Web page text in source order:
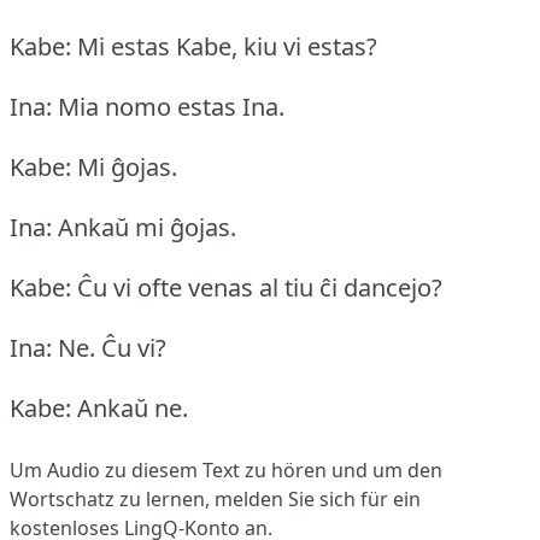
Kabe: Mi estas Kabe, kiu vi estas?
Ina: Mia nomo estas Ina.
Kabe: Mi ĝojas.
Ina: Ankaŭ mi ĝojas.
Kabe: Ĉu vi ofte venas al tiu ĉi dancejo?
Ina: Ne. Ĉu vi?
Kabe: Ankaŭ ne.
Um Audio zu diesem Text zu hören und um den
Wortschatz zu lernen, melden Sie sich für ein
kostenloses LingQ-Konto an.